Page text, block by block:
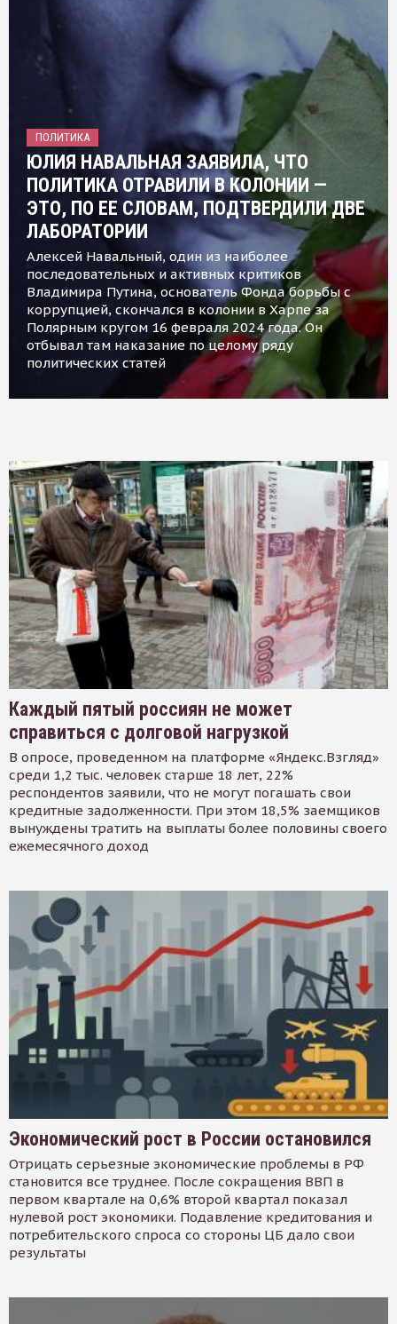
ПОЛИТИКА
ЮЛИЯ НАВАЛЬНАЯ ЗАЯВИЛА, ЧТО
ПОЛИТИКА ОТРАВИЛИ В КОЛОНИИ —
ЭТО, ПО ЕЕ СЛОВАМ, ПОДТВЕРДИЛИ ДВЕ
ЛАБОРАТОРИИ
Алексей Навальный, один из наиболее
последовательных и активных критиков
Владимира Путина, основатель Фонда борьбы с
коррупцией, скончался в колонии в Харпе за
Полярным кругом 16 февраля 2024 года. Он
отбывал там наказание по целому ряду
политических статей
Каждый пятый россиян не может
справиться с долговой нагрузкой
В опросе, проведенном на платформе «Яндекс.Взгляд»
среди 1,2 тыс. человек старше 18 лет, 22%
респондентов заявили, что не могут погашать свои
кредитные задолженности. При этом 18,5% заемщиков
вынуждены тратить на выплаты более половины своего
ежемесячного доход
Экономический рост в России остановился
Отрицать серьезные экономические проблемы в РФ
становится все труднее. После сокращения ВВП в
первом квартале на 0,6% второй квартал показал
нулевой рост экономики. Подавление кредитования и
потребительского спроса со стороны ЦБ дало свои
результаты